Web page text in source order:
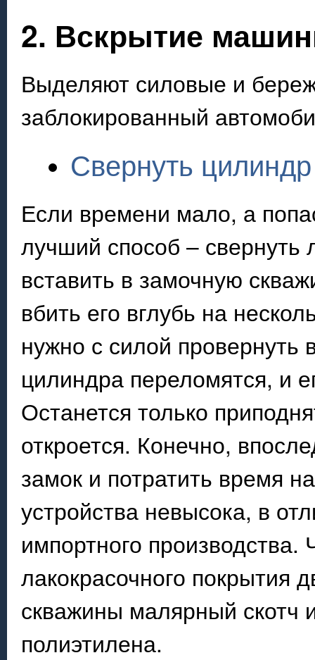
2. Вскрытие
Выделяют силовые и
заблокированный
Свернуть цилиндр
Если времени мало, а
лучший способ – свернуть
вставить в замочную
вбить его вглубь на
нужно с силой провернуть
цилиндра переломятся, и
Останется только
откроется. Конечно,
замок и потратить время
устройства невысока, в
импортного
лакокрасочного покрытия
скважины малярный скотч
полиэтилена.